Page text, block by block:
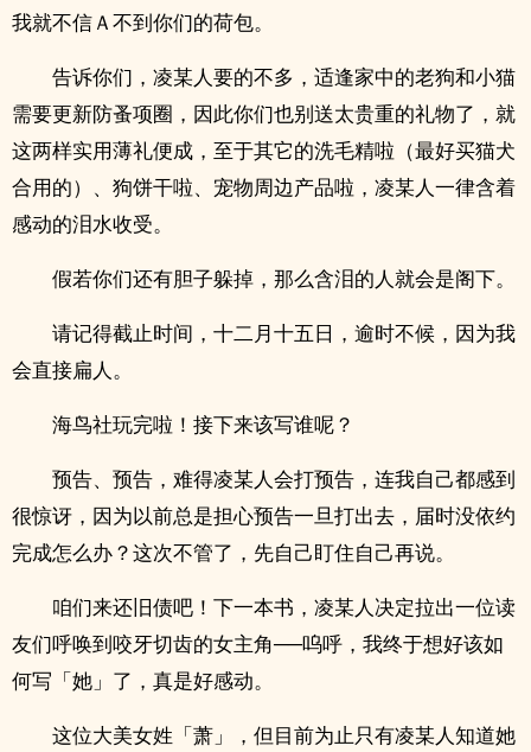
我就不信Ａ不到你们的荷包。
告诉你们，凌某人要的不多，适逢家中的老狗和小猫
需要更新防蚤项圈，因此你们也别送太贵重的礼物了，就
这两样实用薄礼便成，至于其它的洗毛精啦（最好买猫犬
合用的）、狗饼干啦、宠物周边产品啦，凌某人一律含着
感动的泪水收受。
假若你们还有胆子躲掉，那么含泪的人就会是阁下。
请记得截止时间，十二月十五日，逾时不候，因为我
会直接扁人。
海鸟社玩完啦！接下来该写谁呢？
预告、预告，难得凌某人会打预告，连我自己都感到
很惊讶，因为以前总是担心预告一旦打出去，届时没依约
完成怎么办？这次不管了，先自己盯住自己再说。
咱们来还旧债吧！下一本书，凌某人决定拉出一位读
友们呼唤到咬牙切齿的女主角──呜呼，我终于想好该如
何写「她」了，真是好感动。
这位大美女姓「萧」，但目前为止只有凌某人知道她